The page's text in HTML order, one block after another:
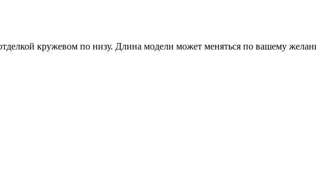
кружевом по низу. Длина модели может меняться по вашему